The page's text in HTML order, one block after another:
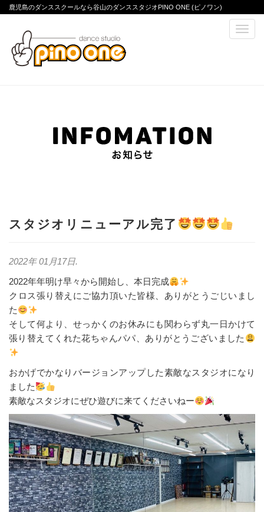
鹿児島のダンススクールなら谷山のダンススタジオPINO ONE (ピノワン)
スタジオリニューアル完了
2022年 01月17日.
2022年年明け早々から開始し、本日完成
クロス張り替えにご協力頂いた皆様、ありがとうごじいまし
た
そして何より、せっかくのお休みにも関わらず丸一日かけて
張り替えてくれた花ちゃんパパ、ありがとうございました
おかげでかなりバージョンアップした素敵なスタジオになり
ました
素敵なスタジオにぜひ遊びに来てくださいねー